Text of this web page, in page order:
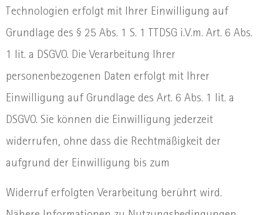
Technologien erfolgt mit Ihrer Einwilligung auf
Grundlage des § 25 Abs. 1 S. 1 TTDSG i.V.m. Art. 6 Abs.
1 lit. a DSGVO. Die Verarbeitung Ihrer
personenbezogenen Daten erfolgt mit Ihrer
Einwilligung auf Grundlage des Art. 6 Abs. 1 lit. a
DSGVO. Sie können die Einwilligung jederzeit
widerrufen, ohne dass die Rechtmäßigkeit der
aufgrund der Einwilligung bis zum
Widerruf erfolgten Verarbeitung berührt wird.